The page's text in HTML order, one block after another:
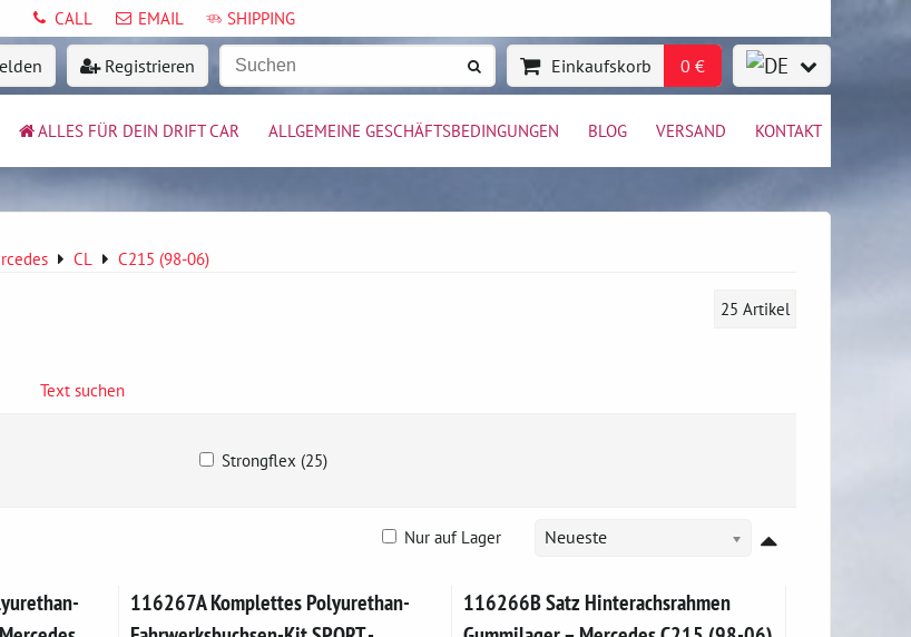
CALL EMAIL SHIPPING
Registrieren Einkaufskorb 0 €
ALLES FÜR DEIN DRIFT CAR ALLGEMEINE GESCHÄFTSBEDINGUNGEN BLOG VERSAND KONTAKT
CL C215 (98-06)
25 Artikel
Text suchen
Strongflex (25)
Neueste
Nur auf Lager
116267A Komplettes Polyurethan-
116266B Satz Hinterachsrahmen